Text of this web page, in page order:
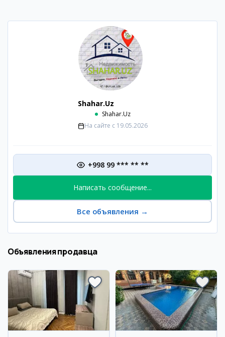
Shahar.Uz
Shahar.Uz
На сайте с 19.05.2026
+998 99 *** ** **
Написать сообщение...
Все объявления →
Объявления продавца